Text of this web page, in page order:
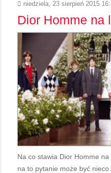
niedziela, 23 sierpień 2015
Dior Homme na
Na co stawia Dior Homme
na to pytanie może być